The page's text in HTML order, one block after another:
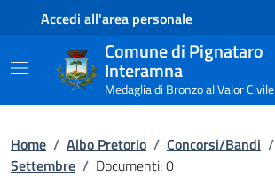
Contenuto principale
Piede di paginaAccedi all'area personale
Comune di Pignataro
Interamna
Medaglia di Bronzo al Valor Civile
Home / Albo Pretorio / Concorsi/Bandi /
Settembre / Documenti: 0